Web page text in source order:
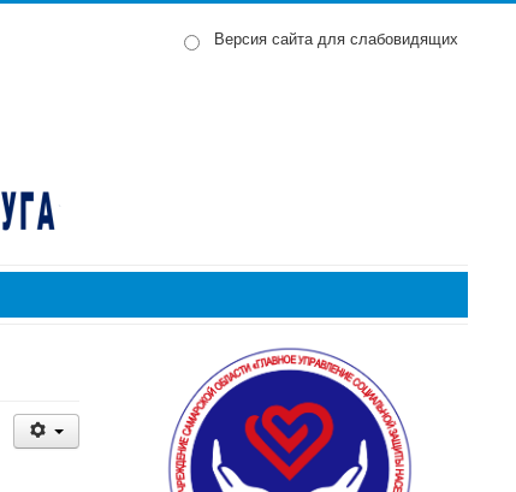
Версия сайта для слабовидящих